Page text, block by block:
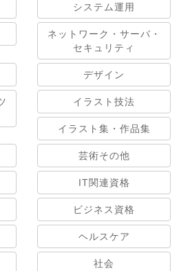
システム運用
ネットワーク・サーバ・
セキュリティ
デザイン
イラスト技法
イラスト集・作品集
芸術その他
IT関連資格
ビジネス資格
ヘルスケア
社会